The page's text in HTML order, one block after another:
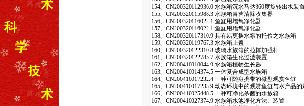
154、CN200320112936.0 水族箱沉水马达360度旋转出水装
155、CN200320115988.3 水族箱青苔清除收集器
156、CN200320116022.1 鱼缸用增氧净化器
157、CN200320116022.1 鱼缸用增氧净化器
158、CN200320117310.9 具有易更换水泵的托位之水族箱
159、CN200320119767.3 水族箱上盖
160、CN200320122310.8 玻璃水族箱的拉撑加强杆
161、CN200320122785.7 水族箱生化过滤装置
162、CN200410010044.9 水族箱植物生长器
163、CN200410014374.5 一体复合成型水族箱
164、CN200410017232.4 一种可随身携带的微型观赏鱼缸
165、CN200410017233.9 动态环境中的观赏鱼缸与水产品
166、CN200410025448.5 一种可净化杀菌的水族箱
167、CN200410027374.9 水族箱水池净化方法、装置